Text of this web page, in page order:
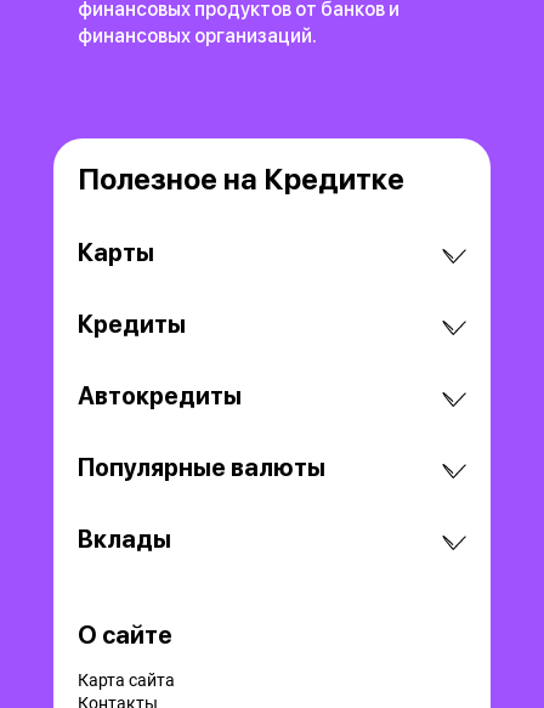
финансовых продуктов от банков и
финансовых организаций.
Полезное на Кредитке
Карты
Кредиты
Автокредиты
Популярные валюты
Вклады
О сайте
Карта сайта
Контакты